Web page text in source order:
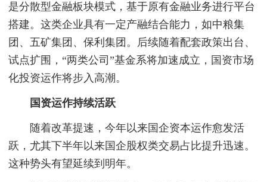
是分散型金融板块模式，基于原有金融业务进行平台
搭建。这类企业具有一定产融结合能力，如中粮集
团、五矿集团、保利集团。后续随着配套政策出台、
试点扩围，“两类公司”基金系将加速成立，国资市场
化投资运作将步入高潮。
国资运作持续活跃
随着改革提速，今年以来国企资本运作愈发活
跃，尤其下半年以来国企股权类交易占比提升迅速。
这种势头有望延续到明年。